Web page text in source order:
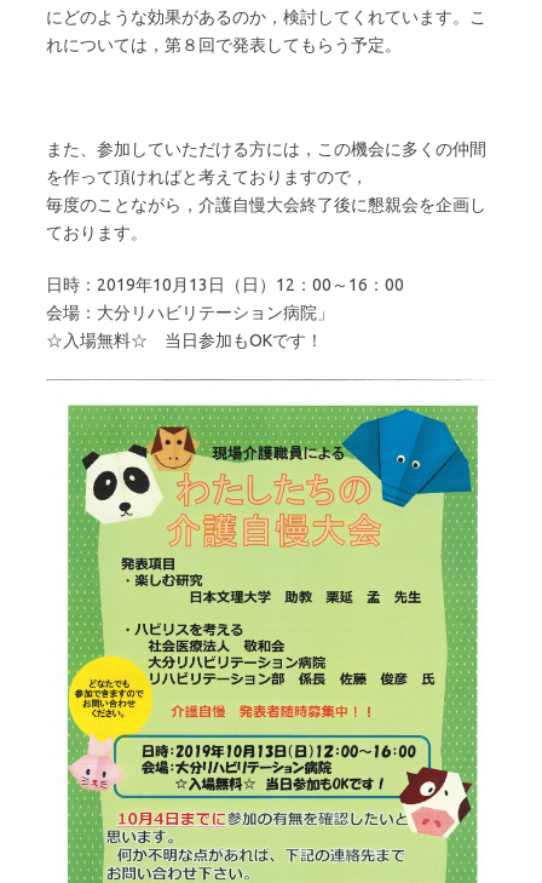
にどのような効果があるのか，検討してくれています。こ
れについては，第８回で発表してもらう予定。
また、参加していただける方には，この機会に多くの仲間
を作って頂ければと考えておりますので，
毎度のことながら，介護自慢大会終了後に懇親会を企画し
ております。
日時：2019年10月13日（日）12：00～16：00
会場：大分リハビリテーション病院」
☆入場無料☆ 当日参加もOKです！